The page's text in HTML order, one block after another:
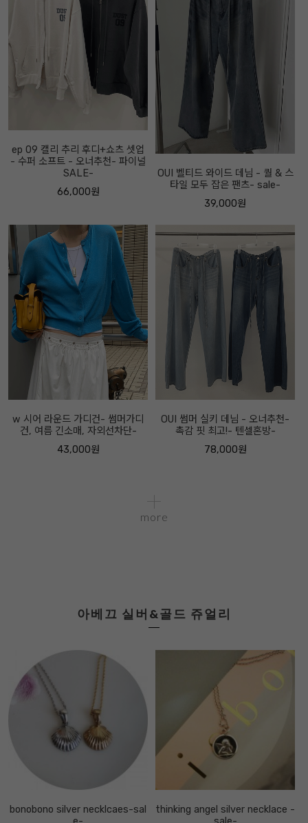
ep 09 캘리 추리 후디+쇼츠 셋업
- 수퍼 소프트 - 오너추천- 파이널
SALE-
66,000원
OUI 벨티드 와이드 데님 - 퀄 & 스
타일 모두 잡은 팬츠- sale-
39,000원
w 시어 라운드 가디건- 썸머가디
건, 여름 긴소매, 자외선차단-
43,000원
OUI 썸머 실키 데님 - 오너추천-
촉감 핏 최고!- 텐셀혼방-
78,000원
more
아베끄 실버&골드 쥬얼리
bonobono silver necklcaes-sal
thinking angel silver necklace -